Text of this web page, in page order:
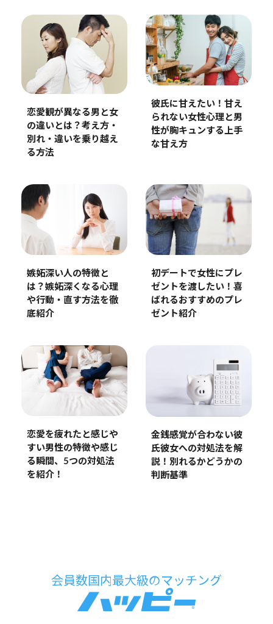
恋愛観が異なる男と女
の違いとは？考え方・
別れ・違いを乗り越え
る方法
彼氏に甘えたい！甘え
られない女性心理と男
性が胸キュンする上手
な甘え方
嫉妬深い人の特徴と
は？嫉妬深くなる心理
や行動・直す方法を徹
底紹介
初デートで女性にプレ
ゼントを渡したい！喜
ばれるおすすめのプレ
ゼント紹介
恋愛を疲れたと感じや
すい男性の特徴や感じ
る瞬間、5つの対処法
を紹介！
金銭感覚が合わない彼
氏彼女への対処法を解
説！別れるかどうかの
判断基準